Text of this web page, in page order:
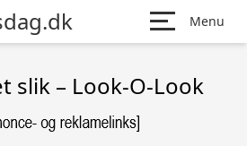
Menu
slik – Look-O-Look